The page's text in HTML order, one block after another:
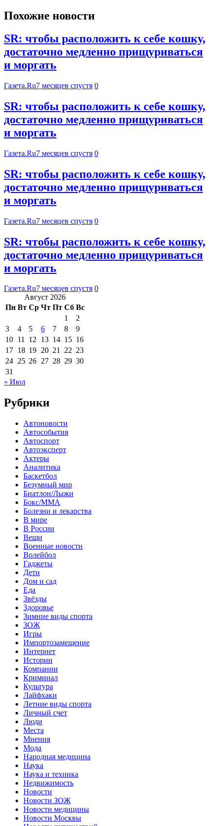
Похожие новости
SR: чтобы расположить к себе кошку,
достаточно медленно прищуриваться
и моргать
Газета.Ru7 месяцев спустя 0
SR: чтобы расположить к себе кошку,
достаточно медленно прищуриваться
и моргать
Газета.Ru7 месяцев спустя 0
SR: чтобы расположить к себе кошку,
достаточно медленно прищуриваться
и моргать
Газета.Ru7 месяцев спустя 0
SR: чтобы расположить к себе кошку,
достаточно медленно прищуриваться
и моргать
Газета.Ru7 месяцев спустя 0
Август 2026
Пн Вт Ср Чт Пт Сб Вс
1
2
3
4 5 6 7 8
9
10 11 12 13 14 15 16
17 18 19 20 21 22 23
24 25 26 27 28 29 30
31
« Июл
Рубрики
Автоновости
Автособытия
Автоспорт
Автоэксперт
Актеры
Аналитика
Баскетбол
Безумный мир
Биатлон/Лыжи
Бокс/MMA
Болезни и лекарства
В мире
В России
Вещи
Военные новости
Волейбол
Гаджеты
Дети
Дом и сад
Еда
Звёзды
Здоровье
Зимние виды спорта
ЗОЖ
Игры
Импортозамещение
Интернет
Истории
Компании
Криминал
Культура
Лайфхаки
Летние виды спорта
Личный счет
Люди
Места
Мнения
Мода
Народная медицина
Наука
Наука и техника
Недвижимость
Новости
Новости ЗОЖ
Новости медицины
Новости Москвы